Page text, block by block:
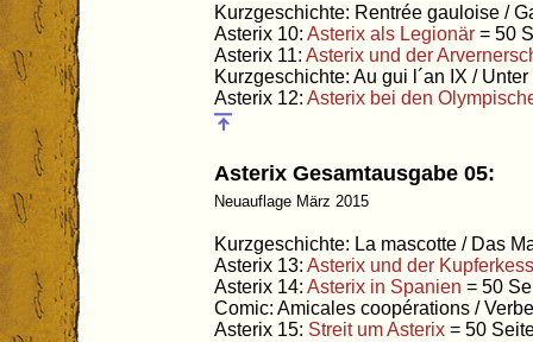
Kurzgeschichte: Rentrée gauloise /
Asterix 10: Asterix als Legionär = 50
Asterix 11: Asterix und der
Kurzgeschichte: Au gui l´an IX /
Asterix 12: Asterix bei den
Asterix Gesamtausgabe 05:
Neuauflage März 2015
Kurzgeschichte: La mascotte / Das
Asterix 13: Asterix und der
Asterix 14: Asterix in Spanien = 50
Comic: Amicales coopérations /
Asterix 15: Streit um Asterix = 50